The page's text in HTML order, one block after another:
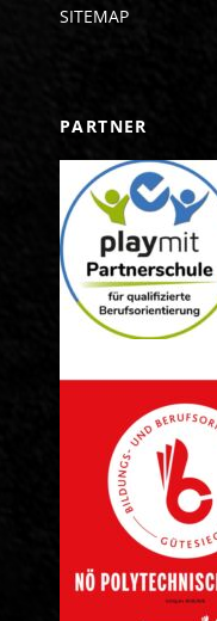
SITEMAP
PARTNER